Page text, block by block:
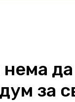
нема
за